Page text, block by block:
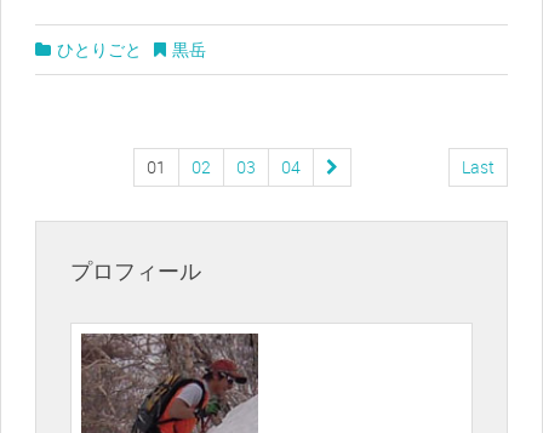
ひとりごと 黒岳
01 02 03 04 Last
プロフィール